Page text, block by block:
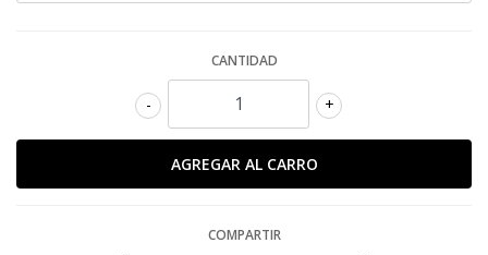
CANTIDAD
+
-
COMPARTIR